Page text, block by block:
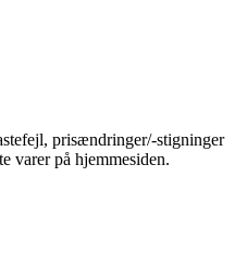
prisændringer/-stigninger
varer på hjemmesiden.